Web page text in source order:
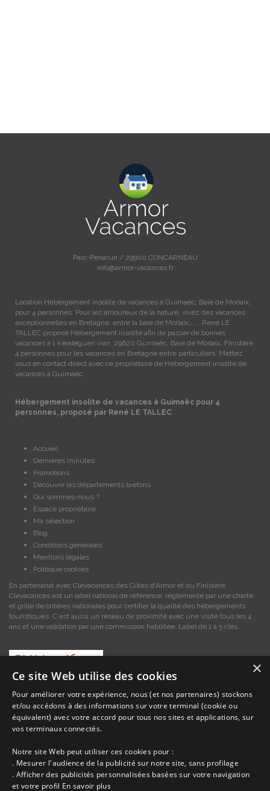
Parc-Penarun / 29900 CONCARNEAU
info@armor-vacances.fr
Location Hébergement insolite de vacances à Guimaëc, Baie de Morlaix,
pour 4 personnes. Pour les amoureux de la nature, vivez des vacances
exceptionnelles en Bretagne, entre la baie de Morlaix….... René LE
TALLEC propose Hébergement insolite afin de passer de bonnes
vacances à 1 kéraléguen vian, 29620 Guimaëc, Baie de Morlaix, Finistère,
4 personnes pour les vacances en Bretagne entre particuliers. Mettez
vous en contact direct avec ce propriétaire de Hébergement insolite de
vacances à Guimaëc.
Hébergement insolite de vacances à Guimaëc pour 4
personnes, proposé par René LE TALLEC
Accueil
Dernières minutes
Promotions
Découvrir les départements bretons
Qui sommes-nous ?
Espace propriétaire
Ma sélection
Blog
Conditions générales
Mentions légales
Politique cookies
En partenariat avec Clévacances des Côtes d'Armor et du Finistère,
Clévacances est un label national de référence, réglementé par une charte
et grille de critères nationales pour certifier la qualité des hébergements
touristiques. C'est aussi un réseau de proximité avec une visite tous les 4
ans et une validation par une commission habilitée. Label de 1 à 5 clés.
Les descriptions et photos contenues dans le site Armor-vacances sont sous
la responsabilité des propriétaires, ces informations sont indicatives et non
contractuelles. Les données sont protégées par copyright Armor-vacances.
Armor-vacances n'est pas un organisme et ne touche aucune commission
sur les locations, c'est simplement un annuaire d'hébergements de
vacances en Bretagne, un service de petites annonces de location DE
PARTICULIER A PARTICULIER.
×
Ce site Web utilise des cookies
Pour améliorer votre expérience, nous (et nos partenaires) stockons
et/ou accédons à des informations sur votre terminal (cookie ou
équivalent) avec votre accord pour tous nos sites et applications, sur
vos terminaux connectés.
Notre site Web peut utiliser ces cookies pour :
. Mesurer l'audience de la publicité sur notre site, sans profilage
. Afficher des publicités personnalisées basées sur votre navigation
et votre profil En savoir plus